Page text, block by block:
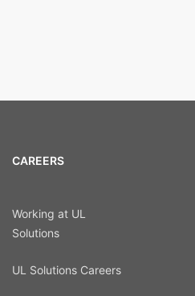
CAREERS
Working at UL
Solutions
UL Solutions Careers